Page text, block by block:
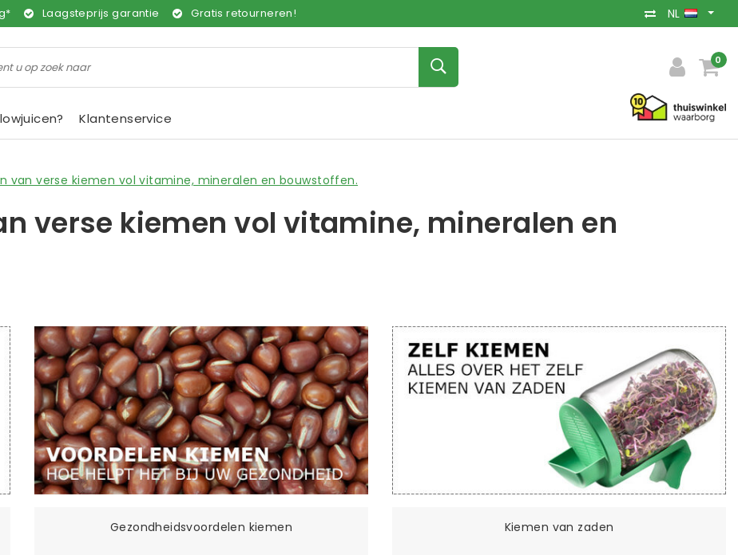
Laagsteprijs garantie Gratis retourneren! NL
0
Klantenservice
van verse kiemen vol vitamine, mineralen en bouwstoffen.
verse kiemen vol vitamine, mineralen en
Gezondheidsvoordelen kiemen Kiemen van zaden